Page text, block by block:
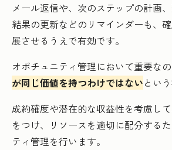
メール返信や、次のステップの計画
結果の更新などのリマインダーも、
展させるうえで有効です。
オポチュニティ管理において重要なの
が同じ価値を持つわけではないとい
成約確度や潜在的な収益性を考慮し
をつけ、リソースを適切に配分する
ティ管理を行います。